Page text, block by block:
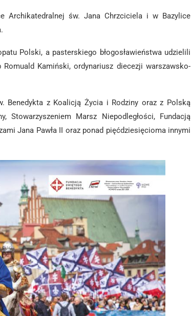
Archikatedralnej św. Jana Chrzciciela i w Bazylice
Polski, a pasterskiego błogosławieństwa udzielili
Kamiński, ordynariusz diecezji warszawsko-
Benedykta z Koalicją Życia i Rodziny oraz z Polską
Stowarzyszeniem Marsz Niepodległości, Fundacją
Jana Pawła II oraz ponad pięćdziesięcioma innymi